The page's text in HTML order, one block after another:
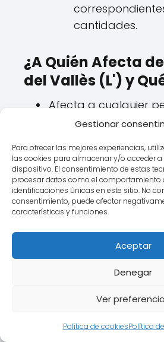
Gestionar
Para ofrecer las mejores experiencias,
las cookies para almacenar y/o acceder
dispositivo. El consentimiento de estas
procesar datos como el comportamiento
identificaciones únicas en este sitio. No
consentimiento, puede afectar
características y funciones.
Aceptar
Denegar
Ver
Política de cookiesPolítica
cantidades.
¿A Quién Afecta
del Vallès (L') y
Afecta a cualquier
Ametlla del Vallès
referenciada a
modalidades de
Bancos o Entidades).
Pasos a seguir:
hipoteca:
de referencia
información se
el momento de
(L') o donde